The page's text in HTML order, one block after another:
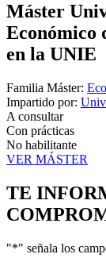
Máster
Económico
en la UNIE
Familia Máster:
Impartido por:
A consultar
Con prácticas
No habilitante
VER MÁSTER
TE
"*" señala los